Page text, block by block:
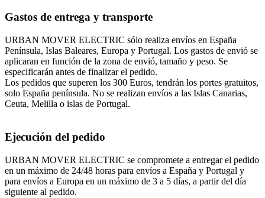
Gastos de entrega y transporte
URBAN MOVER ELECTRIC sólo realiza envíos en España
Península, Islas Baleares, Europa y Portugal. Los gastos de envió se
aplicaran en función de la zona de envió, tamaño y peso. Se
especificarán antes de finalizar el pedido.
Los pedidos que superen los 300 Euros, tendrán los portes gratuitos,
solo España península. No se realizan envíos a las Islas Canarias,
Ceuta, Melilla o islas de Portugal.
Ejecución del pedido
URBAN MOVER ELECTRIC se compromete a entregar el pedido
en un máximo de 24/48 horas para envíos a España y Portugal y
para envíos a Europa en un máximo de 3 a 5 días, a partir del día
siguiente al pedido.